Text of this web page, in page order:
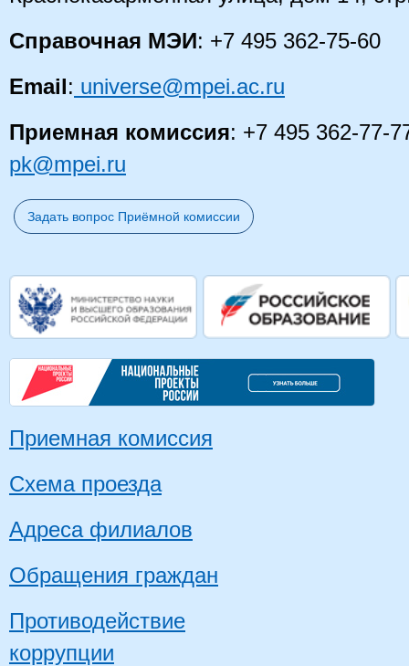
Справочная МЭИ: +7 495 362-75-60
Email: universe@mpei.ac.ru
Приемная комиссия: +7 495 362-77-
pk@mpei.ru
Задать вопрос Приёмной комиссии
Приемная комиссия
Схема проезда
Адреса филиалов
Обращения граждан
Противодействие
коррупции